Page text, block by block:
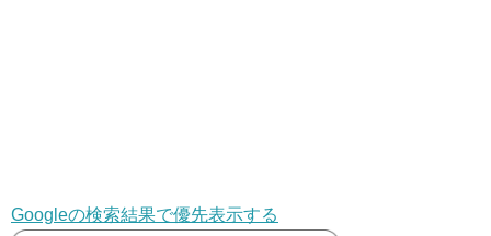
Googleの検索結果で優先表示する